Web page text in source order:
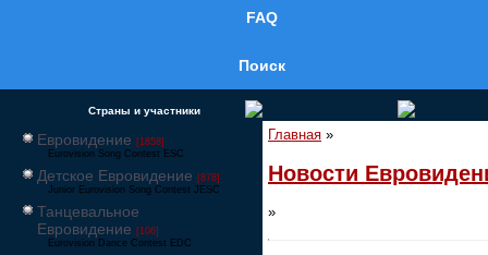
FAQ
Поиск
Страны и участники
Евровидение [1858]
Eurovision Song Contest ESC
Детское Евровидение [878]
Junior Eurovision Song Contest JESC
Танцевальное
Евровидение [106]
Eurovision Dance Contest EDC
Главная »
Новости
»